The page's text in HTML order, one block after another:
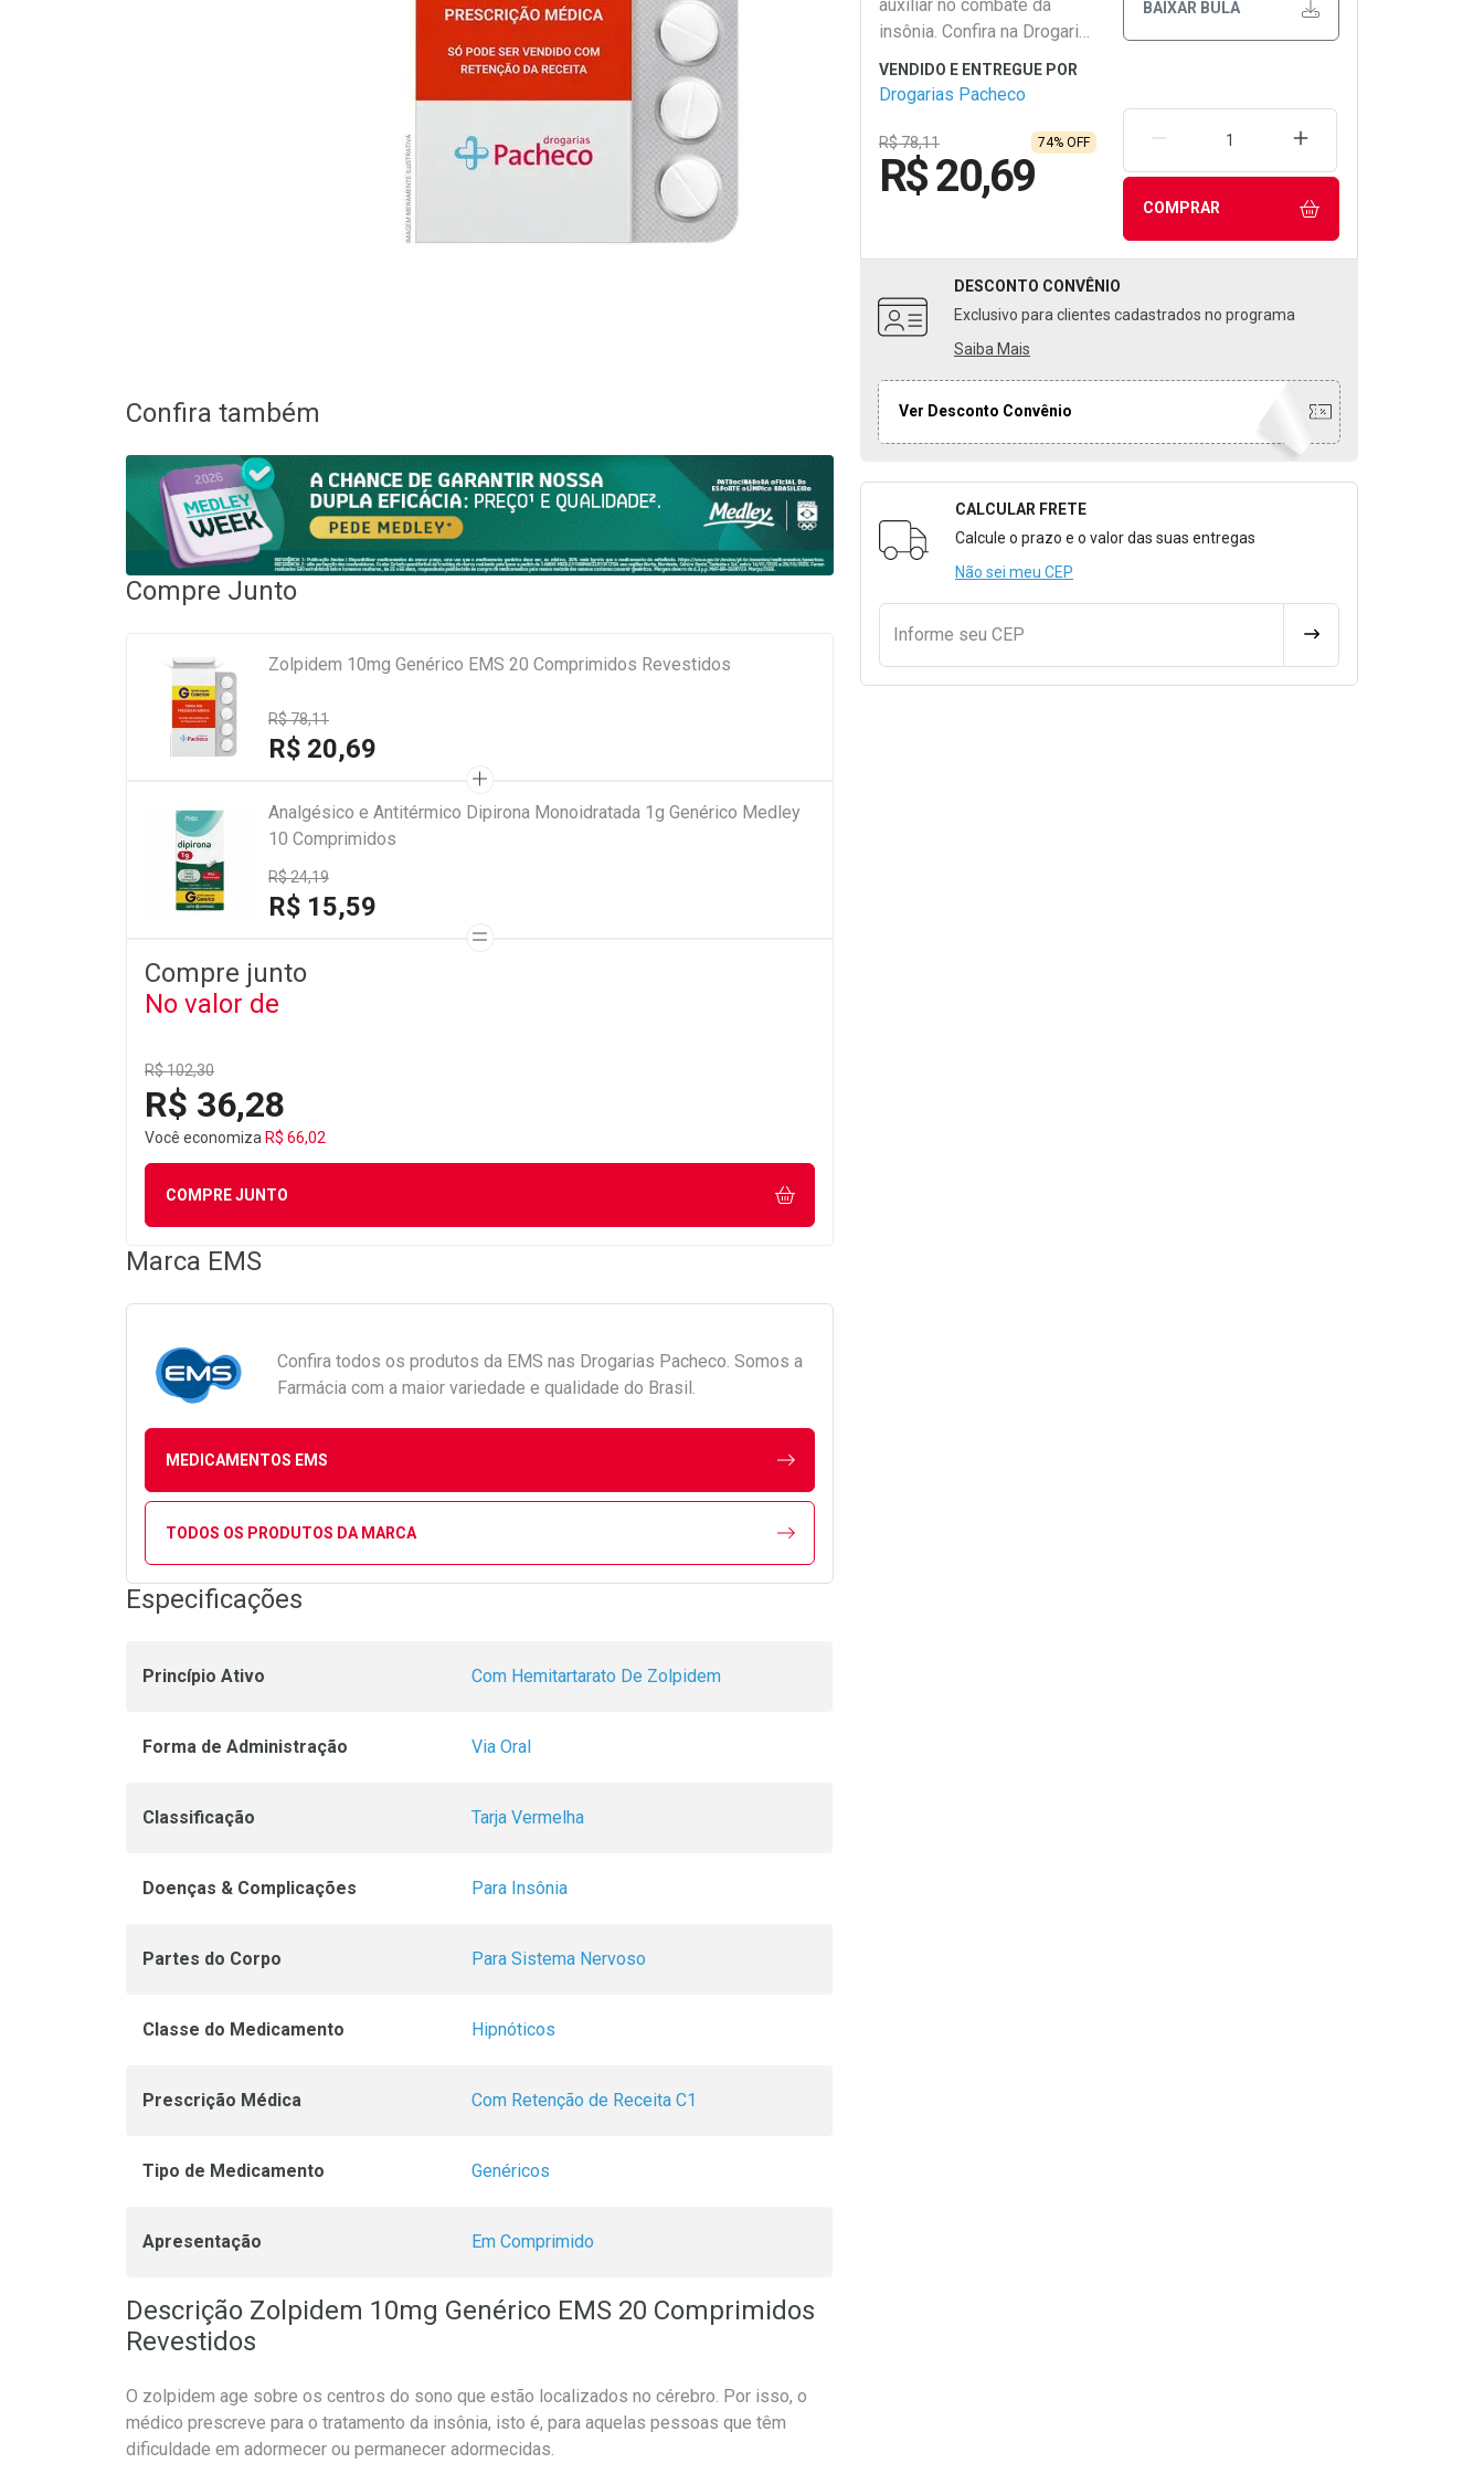
auxiliar no combate da
insônia. Confira na Drogaria
BAIXAR BULA
Drogarias Pacheco
R$ 78,11 74% OFF
R$ 20,69
REMOVER UMA UNIDADEAUMENTAR UMA
COMPRAR
DESCONTO CONVÊNIO
Exclusivo para clientes cadastrados no programa
Saiba Mais
Ver Desconto Convênio
Formulário para Calcular o Frete
CALCULAR FRETE
Calcule o prazo e o valor das suas entregas
Não sei meu CEP
Informe seu CEP CALCULAR FRETE
Confira também
Compre Junto
Zolpidem 10mg Genérico EMS 20 Comprimidos Revestidos
R$ 78,11
R$ 20,69
Analgésico e Antitérmico Dipirona Monoidratada 1g Genérico Medley
10 Comprimidos
R$ 24,19
R$ 15,59
Compre junto
No valor de
R$ 102,30
R$ 36,28
Você economiza R$ 66,02
COMPRE JUNTO
Marca EMS
Confira todos os produtos da EMS nas Drogarias Pacheco. Somos a
Farmácia com a maior variedade e qualidade do Brasil.
MEDICAMENTOS EMS
TODOS OS PRODUTOS DA MARCA
Especificações
Princípio Ativo Com Hemitartarato De Zolpidem
Forma de Administração Via Oral
Classificação Tarja Vermelha
Doenças & Complicações Para Insônia
Partes do Corpo Para Sistema Nervoso
Classe do Medicamento Hipnóticos
Prescrição Médica Com Retenção de Receita C1
Tipo de Medicamento Genéricos
Apresentação Em Comprimido
Descrição Zolpidem 10mg Genérico EMS 20 Comprimidos
Revestidos
O zolpidem age sobre os centros do sono que estão localizados no cérebro. Por isso, o
médico prescreve para o tratamento da insônia, isto é, para aquelas pessoas que têm
dificuldade em adormecer ou permanecer adormecidas.